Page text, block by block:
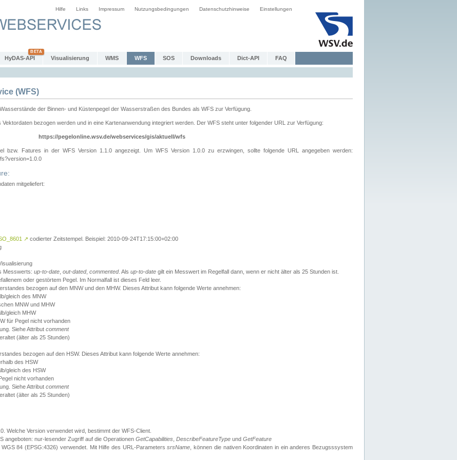
Hilfe Links Impressum Nutzungsbedingungen Datenschutzhinweise Einstellungen
HyDAS-API Visualisierung WMS WFS SOS Downloads Dict-API FAQ
(WFS)
der Binnen- und Küstenpegel der Wasserstraßen des Bundes als WFS zur Verfügung.
bezogen werden und in eine Kartenanwendung integriert werden. Der WFS steht unter folgender URL zur Verfügung:
https://pegelonline.wsv.de/webservices/gis/aktuell/wfs
bzw. Fatures in der WFS Version 1.1.0 angezeigt. Um WFS Version 1.0.0 zu erzwingen, sollte folgende URL angegeben werden:
mitgeliefert:
↗ codierter Zeitstempel. Beispiel: 2010-09-24T17:15:00+02:00
Messwerts: up-to-date out-dated, commented. Als up-to-date gilt ein Messwert im Regelfall dann, wenn er nicht älter als 25 Stunden ist.
oder gestörtem Pegel. Im Normalfall ist dieses Feld leer.
bezogen auf den MNW und den MHW. Dieses Attribut kann folgende Werte annehmen:
gleich des MNW
MNW und MHW
gleich MHW
für Pegel nicht vorhanden
Siehe Attribut comment
(älter als 25 Stunden)
bezogen auf den HSW. Dieses Attribut kann folgende Werte annehmen:
des HSW
gleich des HSW
nicht vorhanden
Siehe Attribut comment
(älter als 25 Stunden)
Welche Version verwendet wird, bestimmt der WFS-Client.
angeboten: nur-lesender Zugriff auf die Operationen GetCapabilities DescribeFeatureType und GetFeature
84 (EPSG:4326) verwendet. Mit Hilfe des URL-ParameterssrsName , können die nativen Koordinaten in ein anderes Bezugsssystem